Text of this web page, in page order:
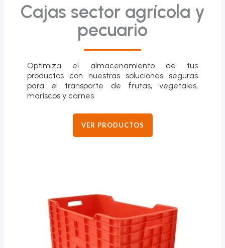
Cajas sector agrícola y
pecuario
Optimiza el almacenamiento de tus
productos con nuestras soluciones seguras
para el transporte de frutas, vegetales,
mariscos y carnes
VER PRODUCTOS